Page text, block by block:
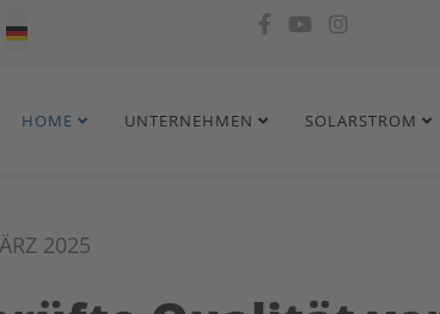
auswählen
HOME UNTERNEHMEN SOLARSTROM
2025